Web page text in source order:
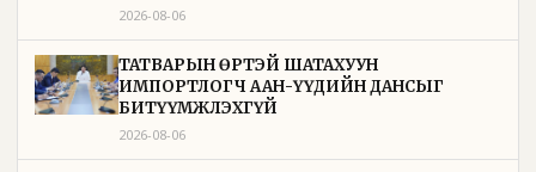
2026-08-06
ТАТВАРЫН ӨРТЭЙ ШАТАХУУН
ИМПОРТЛОГЧ ААН-ҮҮДИЙН ДАНСЫГ
БИТҮҮМЖЛЭХГҮЙ
2026-08-06